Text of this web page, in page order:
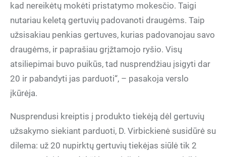
kad nereikėtų mokėti pristatymo mokesčio. Taigi
nutariau keletą gertuvių padovanoti draugėms. Taip
užsisakiau penkias gertuves, kurias padovanojau savo
draugėms, ir paprašiau grįžtamojo ryšio. Visų
atsiliepimai buvo puikūs, tad nusprendžiau įsigyti dar
20 ir pabandyti jas parduoti“, – pasakoja verslo
įkūrėja.
Nusprendusi kreiptis į produkto tiekėją dėl gertuvių
užsakymo siekiant parduoti, D. Virbickienė susidūrė su
dilema: už 20 nupirktų gertuvių tiekėjas siūlė tik 2